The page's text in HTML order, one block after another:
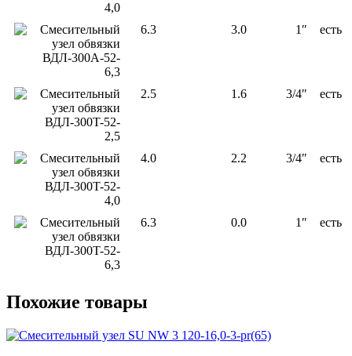
4,0
Смесительный
узел обвязки
ВДЛ-300A-52-
6,3
6.3 3.0 1″ есть
Смесительный
узел обвязки
ВДЛ-300T-52-
2,5
2.5 1.6 3/4″ есть
Смесительный
узел обвязки
ВДЛ-300T-52-
4,0
4.0 2.2 3/4″ есть
Смесительный
узел обвязки
ВДЛ-300T-52-
6,3
6.3 0.0 1″ есть
Похожие товары